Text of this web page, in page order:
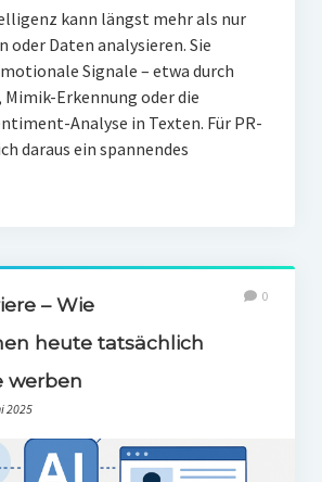
kann längst mehr als nur
oder Daten analysieren. Sie
Signale – etwa durch
Mimik-Erkennung oder die
Analyse in Texten. Für PR-
daraus ein spannendes
– Wie
heute tatsächlich
werben
2025
0